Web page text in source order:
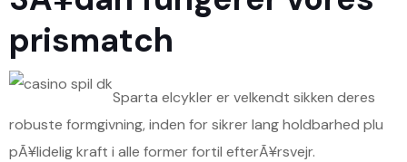
prismatch
Sparta elcykler er velkendt sikken deres
robuste formgivning, inden for sikrer lang holdbarhed plu
pÃ¥lidelig kraft i alle former fortil efterÃ¥rsvejr.